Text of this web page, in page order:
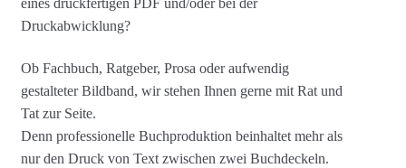
Newsletter
A
c
Druckabwicklung?
Ob Fachbuch, Ratgeber, Prosa oder aufwendig
gestalteter Bildband, wir stehen Ihnen gerne mit Rat und
Tat zur Seite.
Denn professionelle Buchproduktion beinhaltet mehr als
nur den Druck von Text zwischen zwei Buchdeckeln.